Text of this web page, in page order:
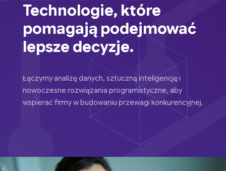
Technologie, które
pomagają podejmować
lepsze decyzje.
Łączymy analizę danych, sztuczną inteligencję i
nowoczesne rozwiązania programistyczne, aby
wspierać firmy w budowaniu przewagi konkurencyjnej.